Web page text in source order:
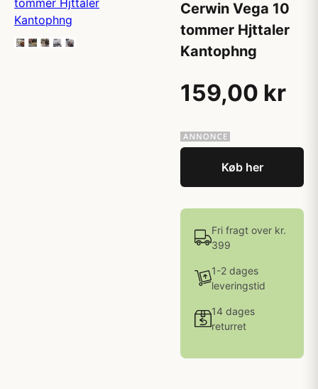
Cerwin Vega 10
tommer Hjttaler
Kantophng
159,00 kr
Køb her
Fri fragt over kr.
399
1-2 dages
leveringstid
14 dages
returret